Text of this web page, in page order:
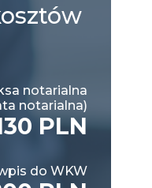
notarialna
notarialna)
PLN
do WKW